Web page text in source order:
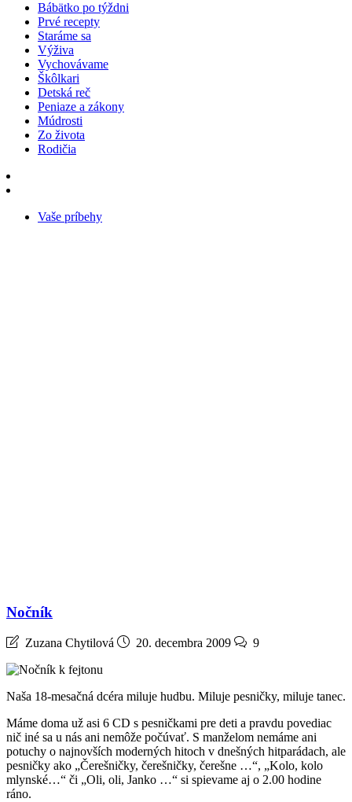
Bábätko po týždni
Prvé recepty
Staráme sa
Výživa
Vychovávame
Škôlkari
Detská reč
Peniaze a zákony
Múdrosti
Zo života
Rodičia
Vaše príbehy
Nočník
Zuzana Chytilová 20. decembra 2009 9
Naša 18-mesačná dcéra miluje hudbu. Miluje pesničky, miluje tanec.
Máme doma už asi 6 CD s pesničkami pre deti a pravdu povediac
nič iné sa u nás ani nemôže počúvať. S manželom nemáme ani
potuchy o najnovších moderných hitoch v dnešných hitparádach, ale
pesničky ako „Čerešničky, čerešničky, čerešne …“, „Kolo, kolo
mlynské…“ či „Oli, oli, Janko …“ si spievame aj o 2.00 hodine
ráno.